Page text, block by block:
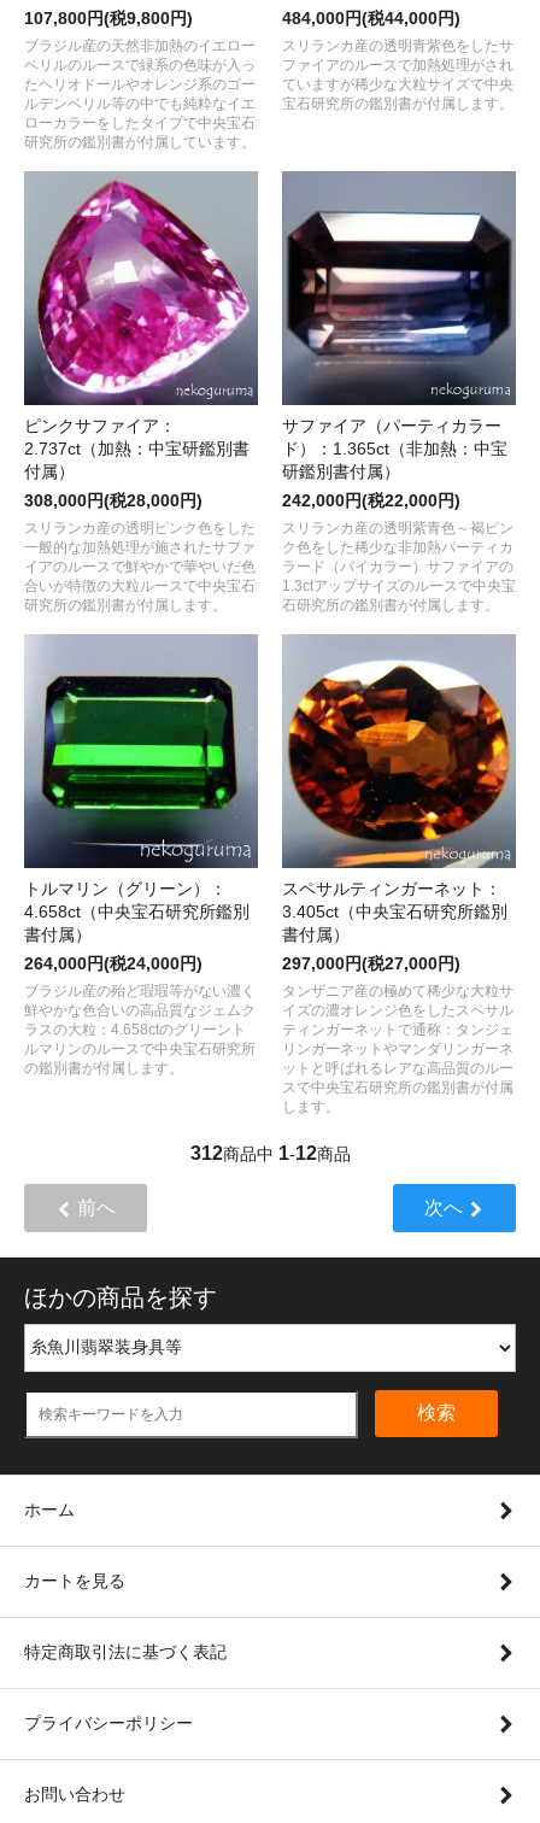
107,800円(税9,800円)
ブラジル産の天然非加熱のイエロー
ベリルのルースで緑系の色味が入っ
たヘリオドールやオレンジ系のゴー
ルデンベリル等の中でも純粋なイエ
ローカラーをしたタイプで中央宝石
研究所の鑑別書が付属しています。
484,000円(税44,000円)
スリランカ産の透明青紫色をしたサ
ファイアのルースで加熱処理がされ
ていますが稀少な大粒サイズで中央
宝石研究所の鑑別書が付属します。
ピンクサファイア：
2.737ct（加熱：中宝研鑑別書
付属）
308,000円(税28,000円)
スリランカ産の透明ピンク色をした
一般的な加熱処理が施されたサファ
イアのルースで鮮やかで華やいだ色
合いが特徴の大粒ルースで中央宝石
研究所の鑑別書が付属します。
サファイア（パーティカラー
ド）：1.365ct（非加熱：中宝
研鑑別書付属）
242,000円(税22,000円)
スリランカ産の透明紫青色～褐ピン
ク色をした稀少な非加熱パーティカ
ラード（バイカラー）サファイアの
1.3ctアップサイズのルースで中央宝
石研究所の鑑別書が付属します。
トルマリン（グリーン）：
4.658ct（中央宝石研究所鑑別
書付属）
264,000円(税24,000円)
ブラジル産の殆ど瑕瑕等がない濃く
鮮やかな色合いの高品質なジェムク
ラスの大粒：4.658ctのグリーント
ルマリンのルースで中央宝石研究所
の鑑別書が付属します。
スペサルティンガーネット：
3.405ct（中央宝石研究所鑑別
書付属）
297,000円(税27,000円)
タンザニア産の極めて稀少な大粒サ
イズの濃オレンジ色をしたスペサル
ティンガーネットで通称：タンジェ
リンガーネットやマンダリンガーネ
ットと呼ばれるレアな高品質のルー
スで中央宝石研究所の鑑別書が付属
します。
312商品中 1-12商品
前へ 次へ
ほかの商品を探す
検索
ホーム
カートを見る
特定商取引法に基づく表記
プライバシーポリシー
お問い合わせ